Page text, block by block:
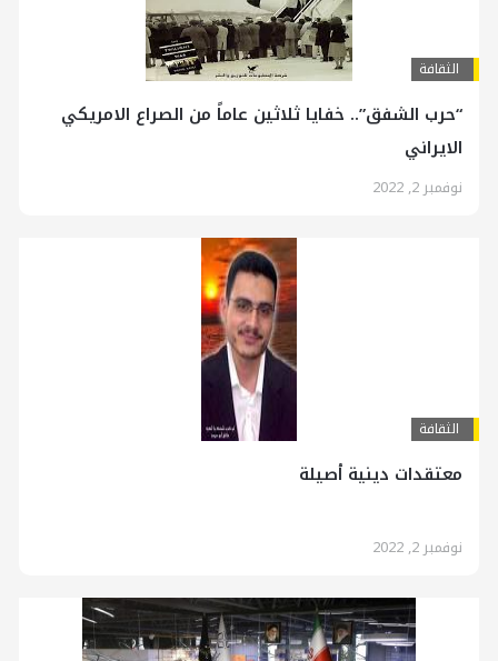
الثقافة
“حرب الشفق”.. خفايا ثلاثين عاماً من الصراع الامريكي
الايراني
نوفمبر 2, 2022
الثقافة
معتقدات دينية أصيلة
نوفمبر 2, 2022